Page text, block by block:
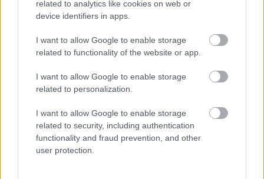
related to analytics like cookies on web or
device identifiers in apps.
I want to allow Google to enable storage
related to functionality of the website or app.
I want to allow Google to enable storage
related to personalization.
I want to allow Google to enable storage
related to security, including authentication
functionality and fraud prevention, and other
user protection.
tartalmaz. De ez a szelekció még mindig nem adott
világos irányokat, nagyon távolinak tűnt a két világ: a
ábrázolásával kacérkodó valóságos jelenet. A
bábokkal való ismerkedésre már nagyon kevés idő
maradt, mindenki egy merő pánikban kérdezgetett,
hogy mi lesz itt ezzel a kesztyűsbábbal, amit még
életében ki sem próbált, nemhogy néhány hét múlva
színpadra menjen vele. Csúsznunk egyáltalán nem
lehetett, mert Eszternek (Novák) Január 10-én
olvasópróbája volt a Szecsuániból, a karácsony is a
nyakunkon volt, szóval nem volt más hátra
engednem kellett a valóság erejének és lemondtam